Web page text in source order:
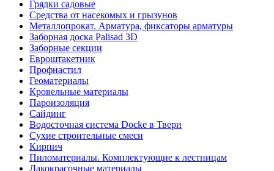
Грядки садовые
Средства от насекомых и грызунов
Металлопрокат. Арматура, фиксаторы арматуры
Заборная доска Palisad 3D
Заборные секции
Евроштакетник
Профнастил
Геоматериалы
Кровельные материалы
Пароизоляция
Сайдинг
Водосточная система Docke в Твери
Сухие строительные смеси
Кирпич
Пиломатериалы. Комплектующие к лестницам
Лакокрасочные материалы